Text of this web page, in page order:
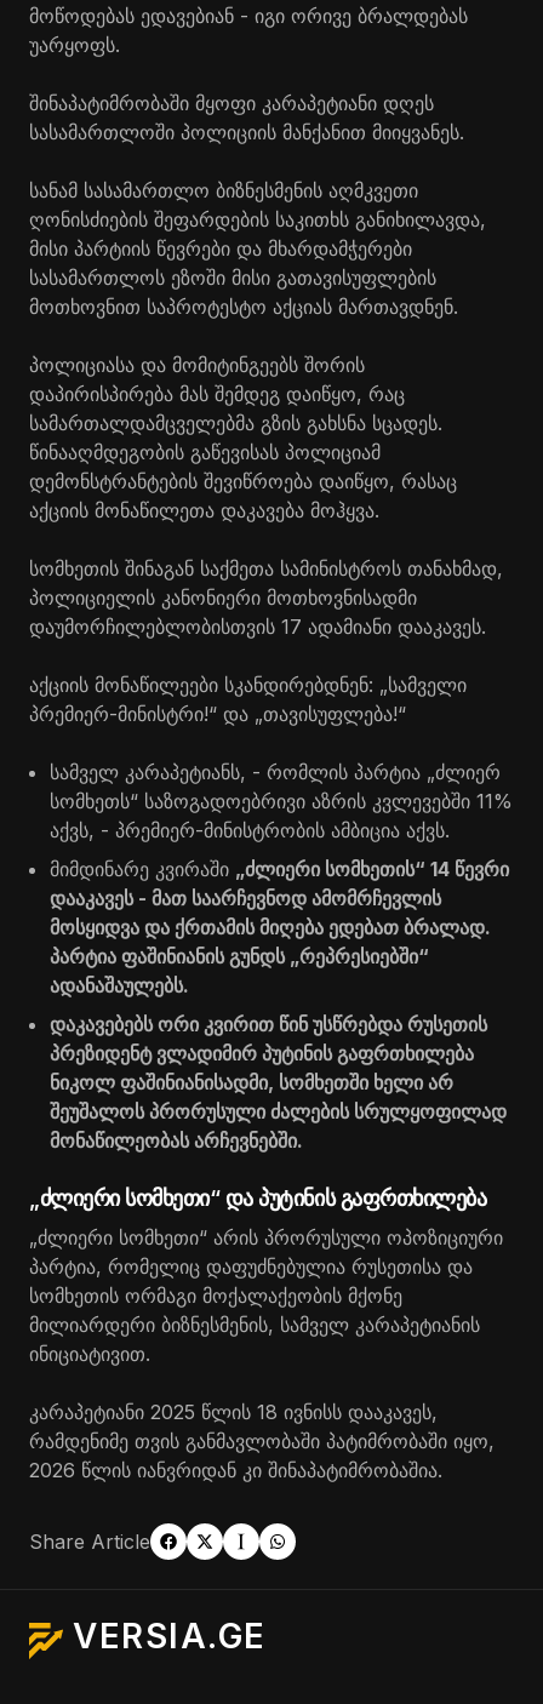
მოწოდებას ედავებიან - იგი ორივე ბრალდებას
უარყოფს.
შინაპატიმრობაში მყოფი კარაპეტიანი დღეს
სასამართლოში პოლიციის მანქანით მიიყვანეს.
სანამ სასამართლო ბიზნესმენის აღმკვეთი
ღონისძიების შეფარდების საკითხს განიხილავდა,
მისი პარტიის წევრები და მხარდამჭერები
სასამართლოს ეზოში მისი გათავისუფლების
მოთხოვნით საპროტესტო აქციას მართავდნენ.
პოლიციასა და მომიტინგეებს შორის
დაპირისპირება მას შემდეგ დაიწყო, რაც
სამართალდამცველებმა გზის გახსნა სცადეს.
წინააღმდეგობის გაწევისას პოლიციამ
დემონსტრანტების შევიწროება დაიწყო, რასაც
აქციის მონაწილეთა დაკავება მოჰყვა.
სომხეთის შინაგან საქმეთა სამინისტროს თანახმად,
პოლიციელის კანონიერი მოთხოვნისადმი
დაუმორჩილებლობისთვის 17 ადამიანი დააკავეს.
აქციის მონაწილეები სკანდირებდნენ: „სამველი
პრემიერ-მინისტრი!“ და „თავისუფლება!“
სამველ კარაპეტიანს, - რომლის პარტია „ძლიერ
სომხეთს“ საზოგადოებრივი აზრის კვლევებში 11%
აქვს, - პრემიერ-მინისტრობის ამბიცია აქვს.
მიმდინარე კვირაში „ძლიერი სომხეთის“ 14 წევრი
დააკავეს - მათ საარჩევნოდ ამომრჩევლის
მოსყიდვა და ქრთამის მიღება ედებათ ბრალად.
პარტია ფაშინიანის გუნდს „რეპრესიებში“
ადანაშაულებს.
დაკავებებს ორი კვირით წინ უსწრებდა რუსეთის
პრეზიდენტ ვლადიმირ პუტინის გაფრთხილება
ნიკოლ ფაშინიანისადმი, სომხეთში ხელი არ
შეუშალოს პრორუსული ძალების სრულყოფილად
მონაწილეობას არჩევნებში.
„ძლიერი სომხეთი“ და პუტინის გაფრთხილება
„ძლიერი სომხეთი“ არის პრორუსული ოპოზიციური
პარტია, რომელიც დაფუძნებულია რუსეთისა და
სომხეთის ორმაგი მოქალაქეობის მქონე
მილიარდერი ბიზნესმენის, სამველ კარაპეტიანის
ინიციატივით.
კარაპეტიანი 2025 წლის 18 ივნისს დააკავეს,
რამდენიმე თვის განმავლობაში პატიმრობაში იყო,
2026 წლის იანვრიდან კი შინაპატიმრობაშია.
Share Article
VERSIA.GE